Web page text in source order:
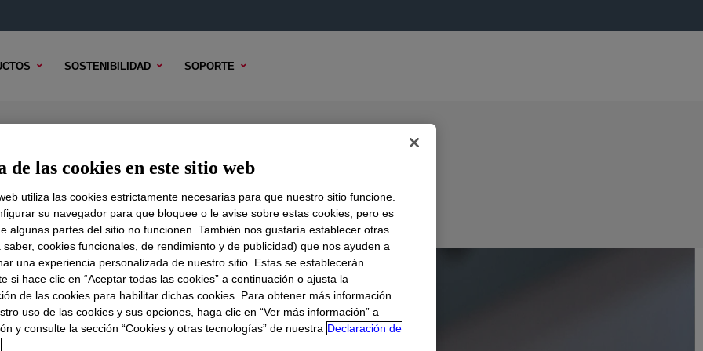
SOSTENIBILIDAD SOPORTE
TÉCNICO OPCIONES DE MUESTRA OPCIONES DE COMPRA
de las cookies en este sitio web
utiliza las cookies estrictamente necesarias para que nuestro sitio funcione.
su navegador para que bloquee o le avise sobre estas cookies, pero es
algunas partes del sitio no funcionen. También nos gustaría establecer otras
saber, cookies funcionales, de rendimiento y de publicidad) que nos ayuden a
una experiencia personalizada de nuestro sitio. Estas se establecerán
si hace clic en “Aceptar todas las cookies” a continuación o ajusta la
de las cookies para habilitar dichas cookies. Para obtener más información
uso de las cookies y sus opciones, haga clic en “Ver más información” a
y consulte la sección “Cookies y otras tecnologías” de nuestra Declaración de